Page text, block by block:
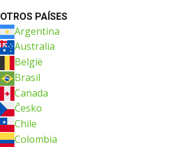
OTROS PAÍSES
Argentina
Australia
België
Brasil
Canada
Česko
Chile
Colombia